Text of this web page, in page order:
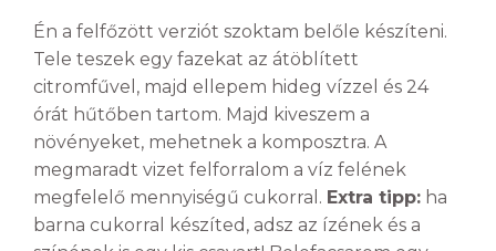
Én a felfőzött verziót szoktam belőle készíteni.
Tele teszek egy fazekat az átöblített
citromfűvel, majd ellepem hideg vízzel és 24
órát hűtőben tartom. Majd kiveszem a
növényeket, mehetnek a komposztra. A
megmaradt vizet felforralom a víz felének
megfelelő mennyiségű cukorral. Extra tipp: ha
barna cukorral készíted, adsz az ízének és a